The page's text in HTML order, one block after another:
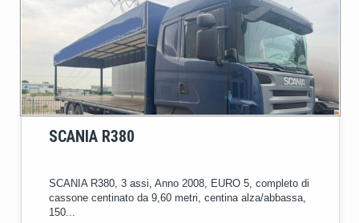
SCANIA R380
SCANIA R380, 3 assi, Anno 2008, EURO 5, completo di
cassone centinato da 9,60 metri, centina alza/abbassa,
150...